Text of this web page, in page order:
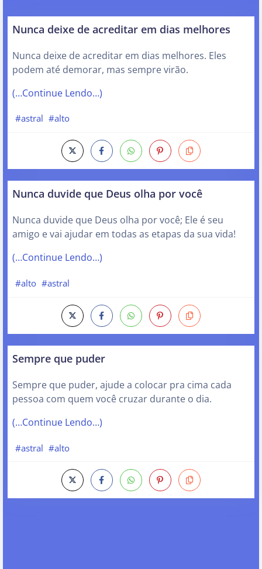
Nunca deixe de acreditar em dias melhores
Nunca deixe de acreditar em dias melhores. Eles
podem até demorar, mas sempre virão.
(…Continue Lendo…)
#astral #alto
Nunca duvide que Deus olha por você
Nunca duvide que Deus olha por você; Ele é seu
amigo e vai ajudar em todas as etapas da sua vida!
(…Continue Lendo…)
#alto #astral
Sempre que puder
Sempre que puder, ajude a colocar pra cima cada
pessoa com quem você cruzar durante o dia.
(…Continue Lendo…)
#astral #alto